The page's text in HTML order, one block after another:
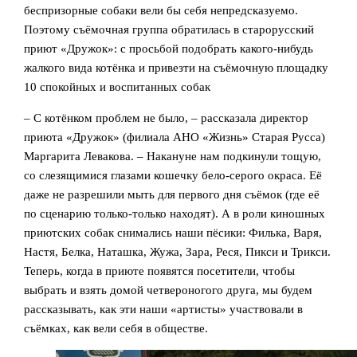
беспризорные собаки вели бы себя непредсказуемо.
Поэтому съёмочная группа обратилась в старорусский
приют «Дружок»: с просьбой подобрать какого-нибудь
жалкого вида котёнка и привезти на съёмочную площадку
10 спокойных и воспитанных собак
– С котёнком проблем не было, – рассказала директор
приюта «Дружок» (филиала АНО «Жизнь» Старая Русса)
Маргарита Левакова. – Накануне нам подкинули тощую,
со слезящимися глазами кошечку бело-серого окраса. Её
даже не разрешили мыть для первого дня съёмок (где её
по сценарию только-только находят). А в роли киношных
приютских собак снимались наши пёсики: Филька, Варя,
Настя, Белка, Наташка, Жужа, Зара, Реся, Пикси и Трикси.
Теперь, когда в приюте появятся посетители, чтобы
выбрать и взять домой четвероногого друга, мы будем
рассказывать, как эти наши «артисты» участвовали в
съёмках, как вели себя в обществе.